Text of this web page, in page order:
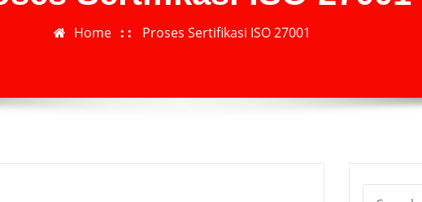
Home Proses Sertifikasi ISO 27001